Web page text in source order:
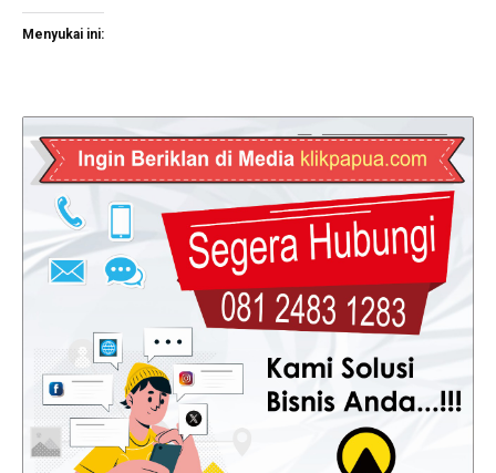
Menyukai ini: